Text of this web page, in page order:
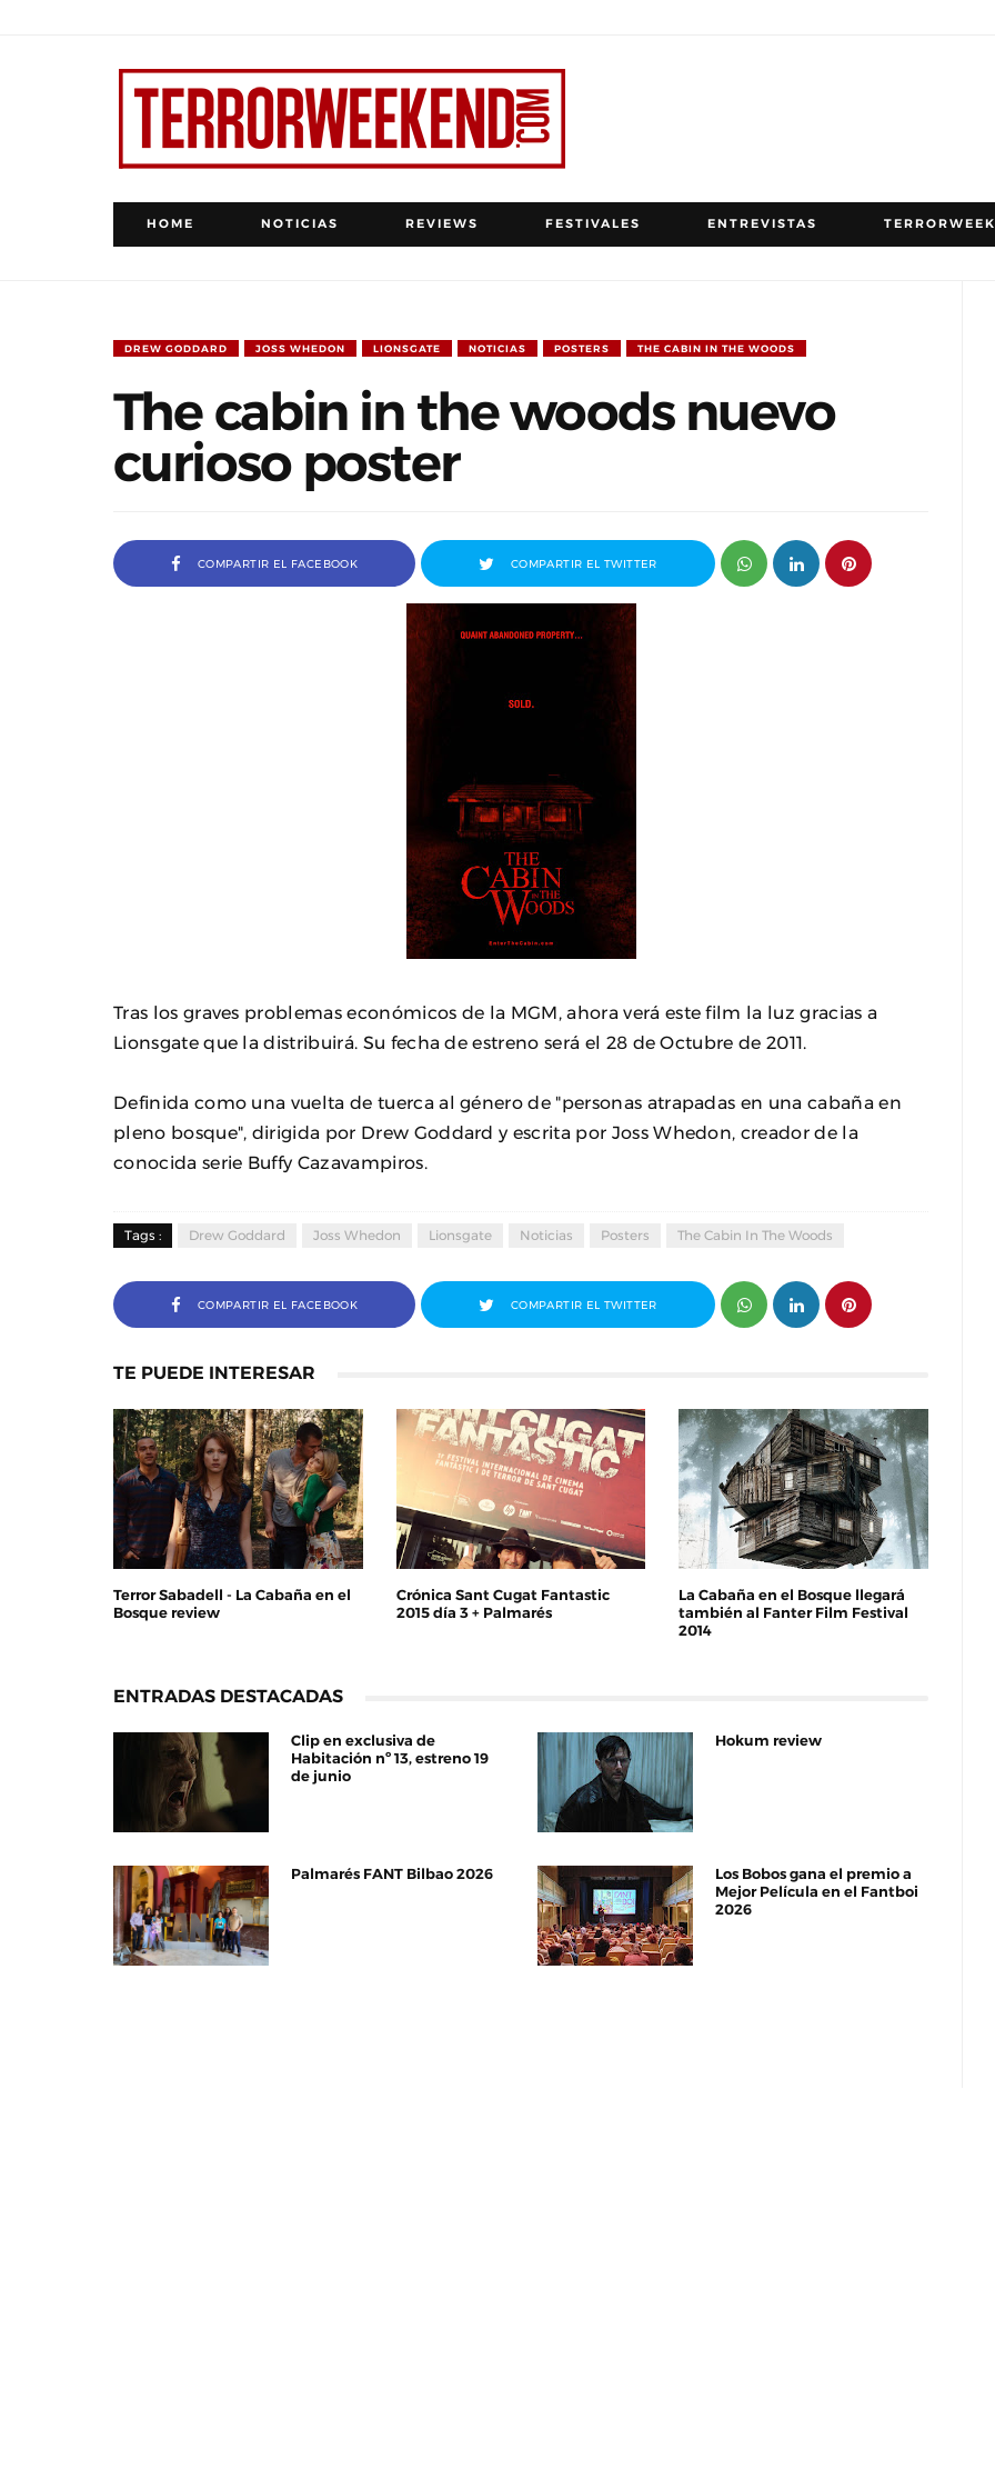
HOME NOTICIAS REVIEWS FESTIVALES ENTREVISTAS
DREW GODDARD JOSS WHEDON LIONSGATE NOTICIAS POSTERS THE CABIN IN THE WOODS
The cabin in the woods nuevo
curioso poster
COMPARTIR EL FACEBOOK COMPARTIR EL TWITTER
Tras los graves problemas económicos de la MGM, ahora verá este film la luz gracias a
Lionsgate que la distribuirá. Su fecha de estreno será el 28 de Octubre de 2011.
Definida como una vuelta de tuerca al género de "personas atrapadas en una cabaña en
pleno bosque", dirigida por Drew Goddard y escrita por Joss Whedon, creador de la
conocida serie Buffy Cazavampiros.
Tags : Drew Goddard Joss Whedon Lionsgate Noticias Posters The Cabin In The Woods
COMPARTIR EL FACEBOOK COMPARTIR EL TWITTER
TE PUEDE INTERESAR
Terror Sabadell - La Cabaña en el
Bosque review
Crónica Sant Cugat Fantastic
2015 día 3 + Palmarés
La Cabaña en el Bosque llegará
también al Fanter Film Festival
2014
ENTRADAS DESTACADAS
Clip en exclusiva de
Habitación nº 13, estreno 19
de junio
Hokum review
Palmarés FANT Bilbao 2026
Los Bobos gana el premio a
Mejor Película en el Fantboi
2026
Entrevista a Javier Rueda, organizador
del Madd Film Market